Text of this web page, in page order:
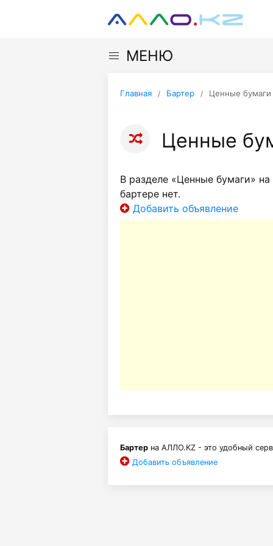
МЕНЮ
Главная Бартер Ценные бумаги
Ценные
В разделе «Ценные бумаги»
бартере нет.
Добавить объявление
Бартер на АЛЛО.KZ - это удобный
Добавить объявление